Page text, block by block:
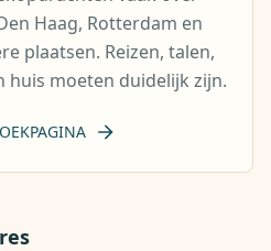
Haag, Rotterdam en
plaatsen. Reizen, talen,
huis moeten duidelijk zijn.